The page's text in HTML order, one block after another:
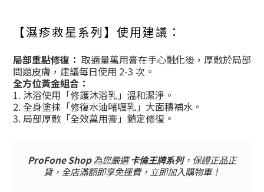
【濕疹救星系列】使用建議：
局部重點修復： 取適量萬用膏在手心融化後，厚敷於局部
問題皮膚，建議每日使用 2-3 次。
全方位黃金組合：
1. 沐浴使用「修護沐浴乳」溫和潔淨。
2. 全身塗抹「修復水油啫喱乳」大面積補水。
3. 局部厚敷「全效萬用膏」鎖定修復。
ProFone Shop為您嚴選卡倫王牌系列，保證正品正
貨，全店滿額即享免運費，立即加入購物車！